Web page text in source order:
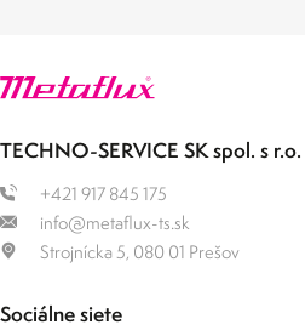
TECHNO-SERVICE SK spol. s r.o.
+421 917 845 175
info@metaflux-ts.sk
Strojnícka 5, 080 01 Prešov
Sociálne siete